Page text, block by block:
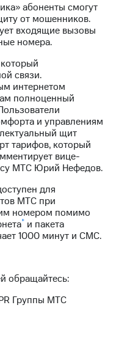
абоненты смогут
от мошенников.
входящие вызовы
номера.
связи.
интернетом
полноценный
и управлениям
щит
тарифов, который
вице-
МТС Юрий Нефедов.
для
МТС при
номером помимо
* и пакета
1000 минут и СМС.
обращайтесь:
Группы МТС